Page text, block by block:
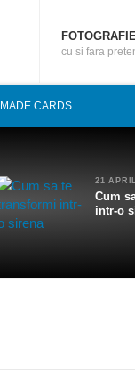
cu si fara
CARDS
21
Cum
intr-o